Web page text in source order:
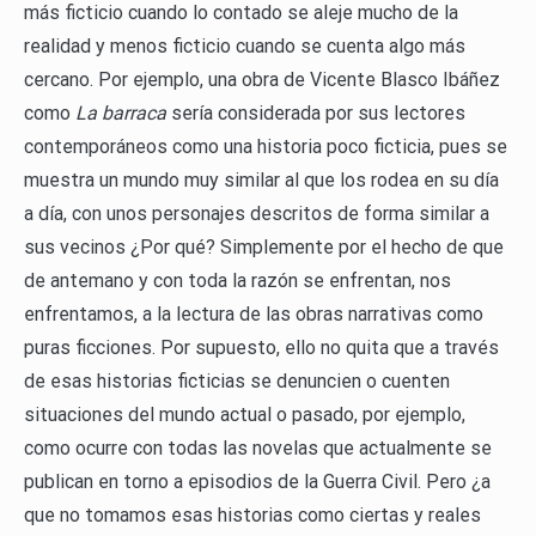
más ficticio cuando lo contado se aleje mucho de la
realidad y menos ficticio cuando se cuenta algo más
cercano. Por ejemplo, una obra de Vicente Blasco Ibáñez
como La barraca sería considerada por sus lectores
contemporáneos como una historia poco ficticia, pues se
muestra un mundo muy similar al que los rodea en su día
a día, con unos personajes descritos de forma similar a
sus vecinos ¿Por qué? Simplemente por el hecho de que
de antemano y con toda la razón se enfrentan, nos
enfrentamos, a la lectura de las obras narrativas como
puras ficciones. Por supuesto, ello no quita que a través
de esas historias ficticias se denuncien o cuenten
situaciones del mundo actual o pasado, por ejemplo,
como ocurre con todas las novelas que actualmente se
publican en torno a episodios de la Guerra Civil. Pero ¿a
que no tomamos esas historias como ciertas y reales